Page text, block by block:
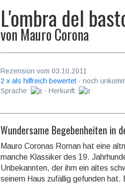
L'ombra del
von Mauro Corona
Rezension vom 03.10.2011
2 x als hilfreich bewertet · noch
Sprache:
· Herkunft:
Wundersame Begebenheiten in
Mauro Coronas Roman hat eine
manche Klassiker des 19.
Unbekannten, der ihm ein altes
seinem Haus zufällig gefunden hat.